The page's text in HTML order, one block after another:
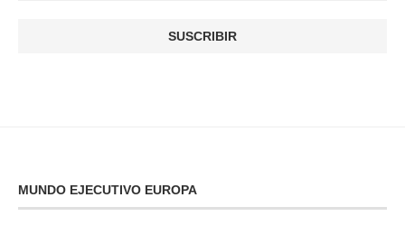
MUNDO EJECUTIVO EUROPA